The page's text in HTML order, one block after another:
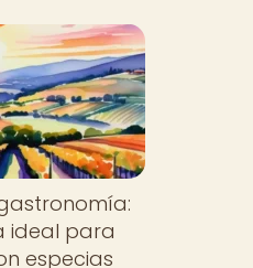
ideal para
especias